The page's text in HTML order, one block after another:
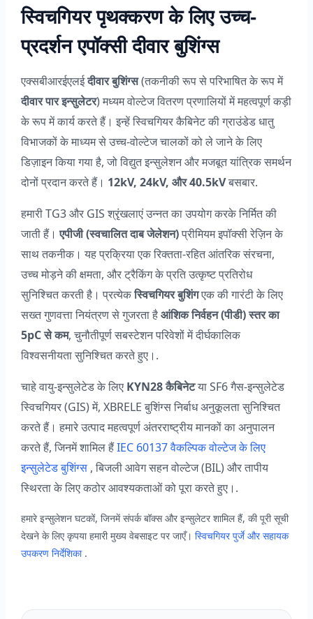
स्विचगियर पृथक्करण के लिए उच्च-
प्रदर्शन एपॉक्सी दीवार बुशिंग्स
एक्सबीआरईएलईदीवार बुशिंग्स(तकनीकी रूप से परिभाषित के रूप में
दीवार पार इन्सुलेटर) मध्यम वोल्टेज वितरण प्रणालियों में महत्वपूर्ण कड़ी
के रूप में कार्य करते हैं। इन्हें स्विचगियर कैबिनेट की ग्राउंडेड धातु
विभाजकों के माध्यम से उच्च-वोल्टेज चालकों को ले जाने के लिए
डिज़ाइन किया गया है, जो विद्युत इन्सुलेशन और मजबूत यांत्रिक समर्थन
दोनों प्रदान करते हैं। 12kV, 24kV, और 40.5kVबसबार.
हमारी TG3 और GIS श्रृंखलाएं उन्नत का उपयोग करके निर्मित की
जाती हैं।एपीजी (स्वचालित दाब जेलेशन)प्रीमियम इपॉक्सी रेज़िन के
साथ तकनीक। यह प्रक्रिया एक रिक्तता-रहित आंतरिक संरचना,
उच्च मोड़ने की क्षमता, और ट्रैकिंग के प्रति उत्कृष्ट प्रतिरोध
सुनिश्चित करती है। प्रत्येकस्विचगियर बुशिंगएक की गारंटी के लिए
सख्त गुणवत्ता नियंत्रण से गुजरता हैआंशिक निर्वहन (पीडी) स्तर का
5pC से कम, चुनौतीपूर्ण सबस्टेशन परिवेशों में दीर्घकालिक
विश्वसनीयता सुनिश्चित करते हुए।.
चाहे वायु-इन्सुलेटेड के लिए KYN28 कैबिनेटया SF6 गैस-इन्सुलेटेड
स्विचगियर (GIS) में, XBRELE बुशिंग्स निर्बाध अनुकूलता सुनिश्चित
करते हैं। हमारे उत्पाद महत्वपूर्ण अंतरराष्ट्रीय मानकों का अनुपालन
करते हैं, जिनमें शामिल हैंIEC 60137 वैकल्पिक वोल्टेज के लिए
इन्सुलेटेड बुशिंग्स , बिजली आवेग सहन वोल्टेज (BIL) और तापीय
स्थिरता के लिए कठोर आवश्यकताओं को पूरा करते हुए।.
हमारे इन्सुलेशन घटकों, जिनमें संपर्क बॉक्स और इन्सुलेटर शामिल हैं, की पूरी सूची
देखने के लिए कृपया हमारी मुख्य वेबसाइट पर जाएँ।स्विचगियर पुर्जे और सहायक
उपकरण निर्देशिका .